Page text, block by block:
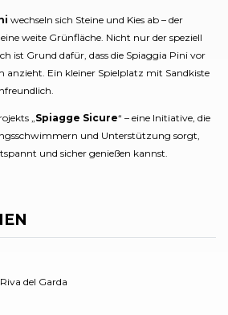
wechseln sich Steine und Kies ab – der
weite Grünfläche. Nicht nur der speziell
ist Grund dafür, dass die Spiaggia Pini vor
anzieht. Ein kleiner Spielplatz mit Sandkiste
„ Spiagge Sicure“ – eine Initiative, die
und Unterstützung sorgt,
und sicher genießen kannst.
del Garda